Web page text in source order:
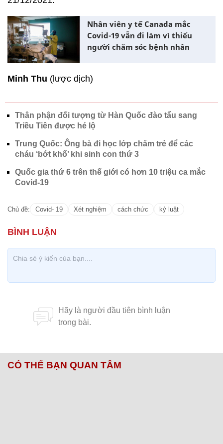
Nhân viên y tế Canada mắc
Covid-19 vẫn đi làm vì thiếu
người chăm sóc bệnh nhân
Minh Thu (lược dịch)
Thân phận đối tượng từ Hàn Quốc đào tẩu sang
Triều Tiên được hé lộ
Trung Quốc: Ông bà đi học lớp chăm trẻ để các
cháu ‘bớt khổ’ khi sinh con thứ 3
Quốc gia thứ 6 trên thế giới có hơn 10 triệu ca mắc
Covid-19
Chủ đề: Covid- 19 Xét nghiệm cách chức kỷ luật
CÓ THỂ BẠN QUAN TÂM